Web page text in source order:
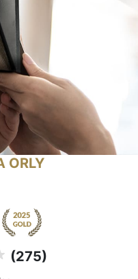
ORLY
(275)